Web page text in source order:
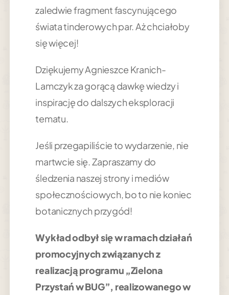
zaledwie fragment fascynującego
świata tinderowych par. Aż chciałoby
się więcej!
Dziękujemy Agnieszce Kranich-
Lamczyk za gorącą dawkę wiedzy i
inspirację do dalszych eksploracji
tematu.
Jeśli przegapiliście to wydarzenie, nie
martwcie się. Zapraszamy do
śledzenia naszej strony i mediów
społecznościowych, bo to nie koniec
botanicznych przygód!
Wykład odbył się w ramach działań
promocyjnych związanych z
realizacją programu „Zielona
Przystań w BUG”, realizowanego w